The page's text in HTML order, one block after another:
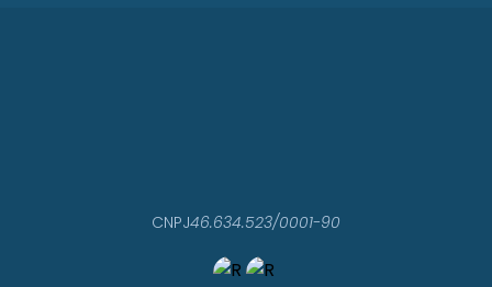
CNPJ46.634.523/0001-90